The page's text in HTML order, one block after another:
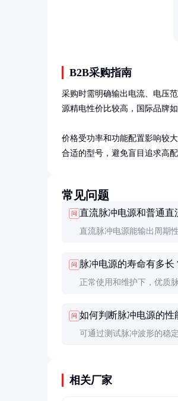
B2B采购指南
采购时需明确输出电流、电压
源精电性价比较高，国际品牌
价格受功率和功能配置影响较
合适的型号，避免盲目追求高配
常见问题
问 直流脉冲电源和普通直
直流脉冲电源能输出周期
方面优势明显，但成本较高
问 脉冲电源的寿命有多长
正常使用和维护下，优质
问 如何判断脉冲电源的性
可通过测试脉冲波形的稳
相关厂家